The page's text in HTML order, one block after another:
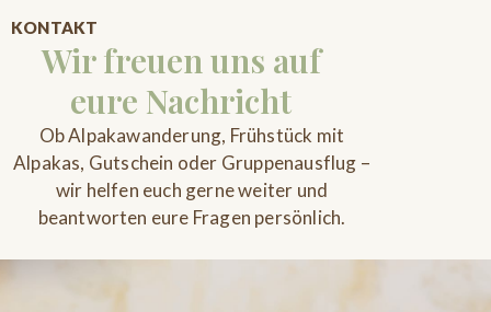
KONTAKT
Wir freuen uns auf
eure Nachricht
Ob Alpakawanderung, Frühstück mit
Alpakas, Gutschein oder Gruppenausflug –
wir helfen euch gerne weiter und
beantworten eure Fragen persönlich.